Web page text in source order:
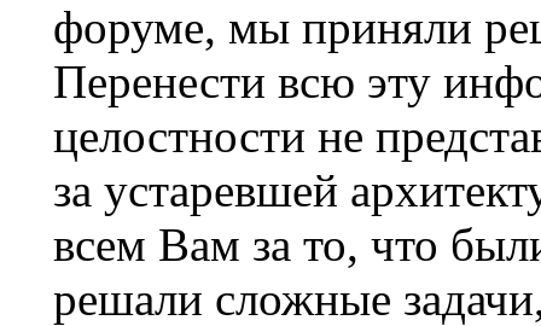
форуме, мы приняли
Перенести всю эту
целостности не
за устаревшей
всем Вам за то, что
решали сложные